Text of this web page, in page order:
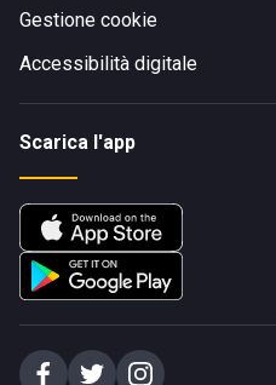
Gestione cookie
Accessibilità digitale
Scarica l'app